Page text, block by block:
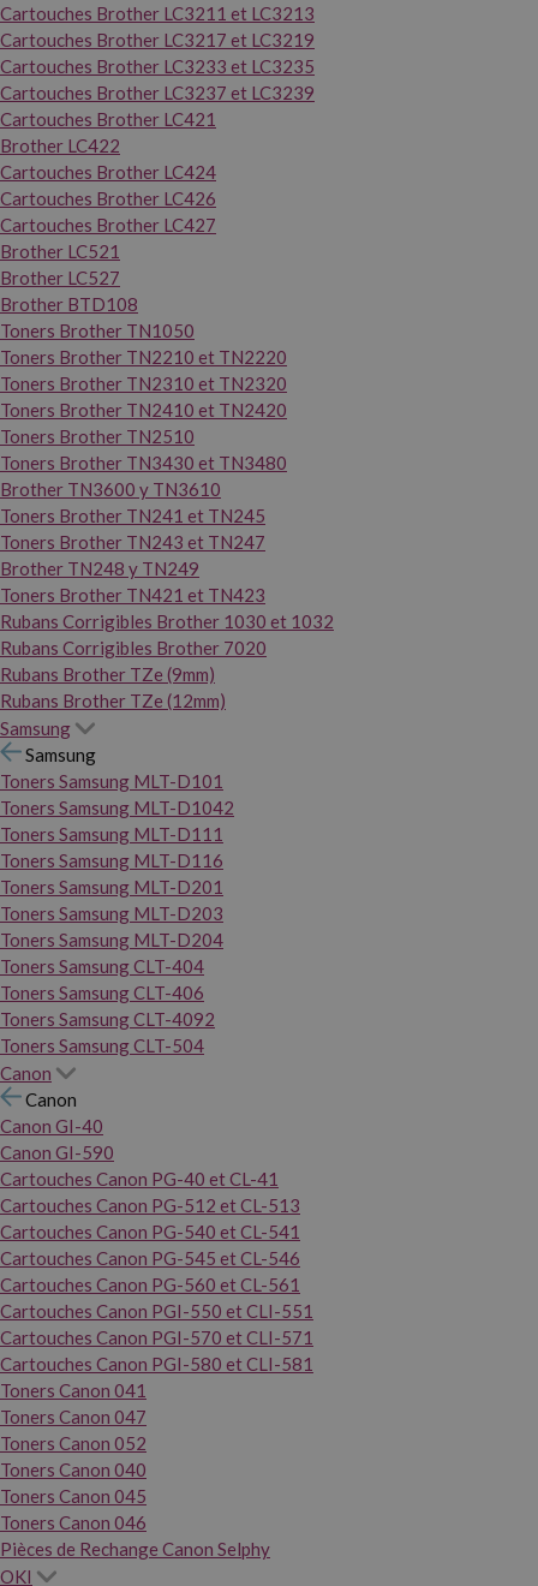
Cartouches Brother LC3211 et LC3213
Cartouches Brother LC3217 et LC3219
Cartouches Brother LC3233 et LC3235
Cartouches Brother LC3237 et LC3239
Cartouches Brother LC421
Brother LC422
Cartouches Brother LC424
Cartouches Brother LC426
Cartouches Brother LC427
Brother LC521
Brother LC527
Brother BTD108
Toners Brother TN1050
Toners Brother TN2210 et TN2220
Toners Brother TN2310 et TN2320
Toners Brother TN2410 et TN2420
Toners Brother TN2510
Toners Brother TN3430 et TN3480
Brother TN3600 y TN3610
Toners Brother TN241 et TN245
Toners Brother TN243 et TN247
Brother TN248 y TN249
Toners Brother TN421 et TN423
Rubans Corrigibles Brother 1030 et 1032
Rubans Corrigibles Brother 7020
Rubans Brother TZe (9mm)
Rubans Brother TZe (12mm)
Samsung
Samsung
Toners Samsung MLT-D101
Toners Samsung MLT-D1042
Toners Samsung MLT-D111
Toners Samsung MLT-D116
Toners Samsung MLT-D201
Toners Samsung MLT-D203
Toners Samsung MLT-D204
Toners Samsung CLT-404
Toners Samsung CLT-406
Toners Samsung CLT-4092
Toners Samsung CLT-504
Canon
Canon
Canon GI-40
Canon GI-590
Cartouches Canon PG-40 et CL-41
Cartouches Canon PG-512 et CL-513
Cartouches Canon PG-540 et CL-541
Cartouches Canon PG-545 et CL-546
Cartouches Canon PG-560 et CL-561
Cartouches Canon PGI-550 et CLI-551
Cartouches Canon PGI-570 et CLI-571
Cartouches Canon PGI-580 et CLI-581
Toners Canon 041
Toners Canon 047
Toners Canon 052
Toners Canon 040
Toners Canon 045
Toners Canon 046
Pièces de Rechange Canon Selphy
OKI